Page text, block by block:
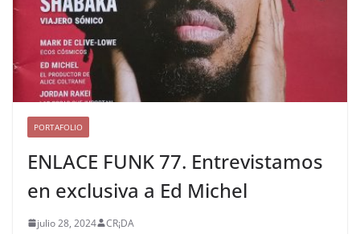
PORTAFOLIO
ENLACE FUNK 77. Entrevistamos
en exclusiva a Ed Michel
julio 28, 2024 CR¡DA